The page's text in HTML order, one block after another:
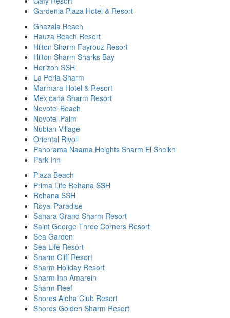
Gardenia Plaza Hotel & Resort
Ghazala Beach
Hauza Beach Resort
Hilton Sharm Fayrouz Resort
Hilton Sharm Sharks Bay
Horizon SSH
La Perla Sharm
Marmara Hotel & Resort
Mexicana Sharm Resort
Novotel Beach
Novotel Palm
Nubian Village
Oriental Rivoli
Panorama Naama Heights Sharm El Sheikh
Park Inn
Plaza Beach
Prima Life Rehana SSH
Rehana SSH
Royal Paradise
Sahara Grand Sharm Resort
Saint George Three Corners Resort
Sea Garden
Sea Life Resort
Sharm Cliff Resort
Sharm Holiday Resort
Sharm Inn Amarein
Sharm Reef
Shores Aloha Club Resort
Shores Golden Sharm Resort